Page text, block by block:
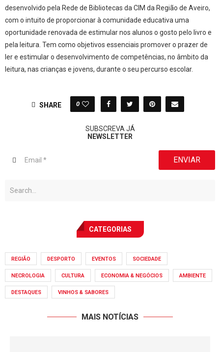
desenvolvido pela Rede de Bibliotecas da CIM da Região de Aveiro,
com o intuito de proporcionar à comunidade educativa uma
oportunidade renovada de estimular nos alunos o gosto pelo livro e
pela leitura. Tem como objetivos essenciais promover o prazer de
ler e estimular o desenvolvimento de competências, no âmbito da
leitura, nas crianças e jovens, durante o seu percurso escolar.
SHARE 0
SUBSCREVA JÁ
NEWSLETTER
ENVIAR
CATEGORIAS
REGIÃO DESPORTO EVENTOS SOCIEDADE
NECROLOGIA CULTURA ECONOMIA & NEGÓCIOS AMBIENTE
DESTAQUES VINHOS & SABORES
MAIS NOTÍCIAS